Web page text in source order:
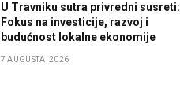
U Travniku sutra privredni susreti:
Fokus na investicije, razvoj i
budućnost lokalne ekonomije
7 AUGUSTA, 2026